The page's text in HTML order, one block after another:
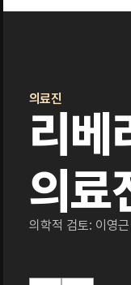
의료진
리베
의료
의학적 검토: 이영